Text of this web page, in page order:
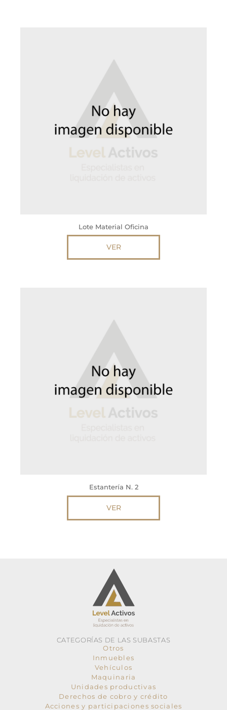
Lote Material Oficina
VER
Estantería N. 2
VER
CATEGORÍAS DE LAS SUBASTAS
Otros
Inmuebles
Vehículos
Maquinaria
Unidades productivas
Derechos de cobro y crédito
Acciones y participaciones sociales